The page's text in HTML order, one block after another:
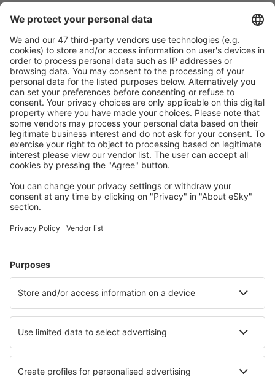
Rezervare fără griji cu opțiune gratuită de anulare.
Economiseşte mai mult
Prețuri atractive și oferte speciale pentru utilizatorii
conectați.
Cazarea preferată
Alege din peste 1,3 mil. de opţiuni: hoteluri, cabane,
apartamente și altele.
Cele mai căutate hoteluri de către utilizatorii eSky
Hoteluri în Germania - Orașe populare
Hoteluri în Heringsdorf
Hoteluri în Gromitz Hoteluri în Gelting
Hoteluri în Nienhagen Hoteluri în Dagebull
Hoteluri în Bremerhaven Hoteluri în Alt Bukow